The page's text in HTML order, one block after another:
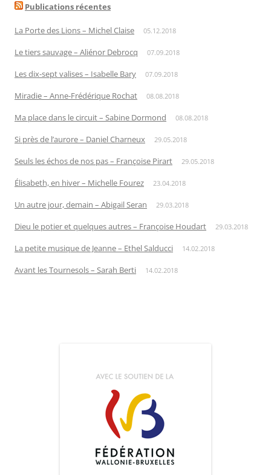
Publications récentes
La Porte des Lions – Michel Claise 05.12.2018
Le tiers sauvage – Aliénor Debrocq 07.09.2018
Les dix-sept valises – Isabelle Bary 07.09.2018
Miradie – Anne-Frédérique Rochat 08.08.2018
Ma place dans le circuit – Sabine Dormond 08.08.2018
Si près de l’aurore – Daniel Charneux 29.05.2018
Seuls les échos de nos pas – Françoise Pirart 29.05.2018
Élisabeth, en hiver – Michelle Fourez 23.04.2018
Un autre jour, demain – Abigail Seran 29.03.2018
Dieu le potier et quelques autres – Françoise Houdart 29.03.2018
La petite musique de Jeanne – Ethel Salducci 14.02.2018
Avant les Tournesols – Sarah Berti 14.02.2018